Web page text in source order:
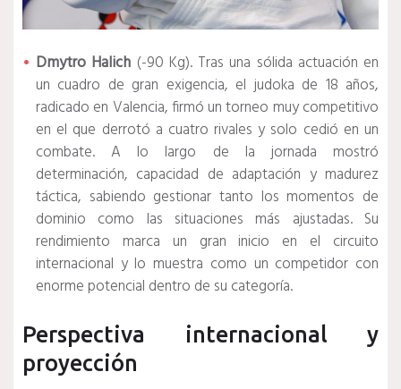
Dmytro Halich (-90 Kg). Tras una sólida actuación en
un cuadro de gran exigencia, el judoka de 18 años,
radicado en Valencia, firmó un torneo muy competitivo
en el que derrotó a cuatro rivales y solo cedió en un
combate. A lo largo de la jornada mostró
determinación, capacidad de adaptación y madurez
táctica, sabiendo gestionar tanto los momentos de
dominio como las situaciones más ajustadas. Su
rendimiento marca un gran inicio en el circuito
internacional y lo muestra como un competidor con
enorme potencial dentro de su categoría.
Perspectiva internacional y
proyección